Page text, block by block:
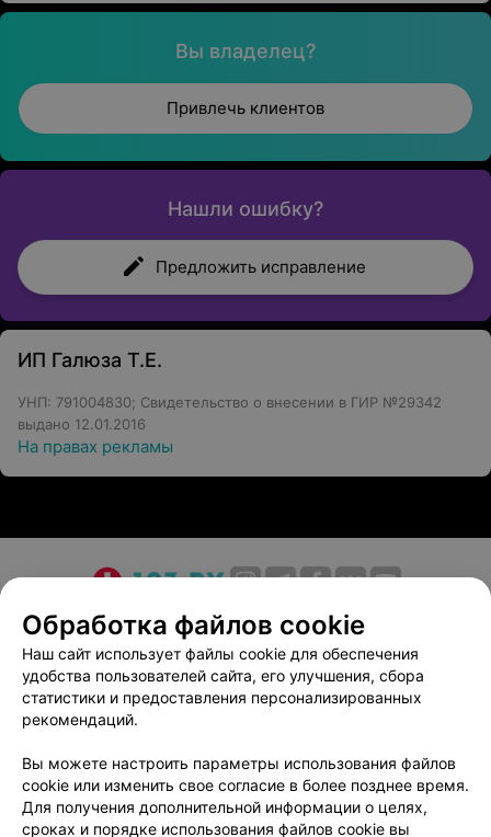
Вы владелец?
Привлечь клиентов
Нашли ошибку?
Предложить исправление
ИП Галюза Т.Е.
УНП: 791004830; Свидетельство о внесении в ГИР №29342
выдано 12.01.2016
На правах рекламы
О проекте Новости проекта
Размещение рекламы
Медицинский маркетинг
Публичный договор
Пользовательское соглашение
Способы оплаты
Вакансии
Партнеры
Написать в поддержку
Персональные настройки cookie
Обработка персональных данных
Обработка файлов cookie
Наш сайт использует файлы cookie для обеспечения
удобства пользователей сайта, его улучшения, сбора
статистики и предоставления персонализированных
рекомендаций.
Вы можете настроить параметры использования файлов
cookie или изменить свое согласие в более позднее время.
Для получения дополнительной информации о целях,
сроках и порядке использования файлов cookie вы